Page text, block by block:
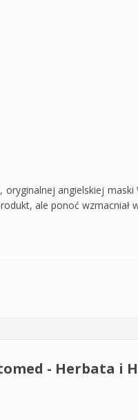
angielskiej maski
ale ponoć wzmacniał
- Herbata i